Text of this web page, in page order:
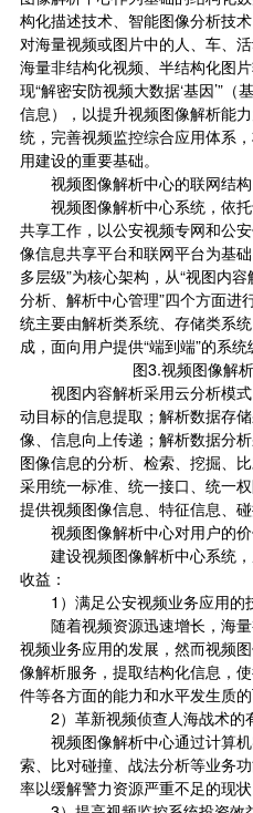
构化描述技术、智能图像分析技
对海量视频或图片中的人、车、
海量非结构化视频、半结构化图
现“解密安防视频大数据‘基因’”
信息），以提升视频图像解析能
统，完善视频监控综合应用体系
用建设的重要基础。
视频图像解析中心的联网结构
视频图像解析中心系统，依托
共享工作，以公安视频专网和公
像信息共享平台和联网平台为基
多层级”为核心架构，从“视图内
分析、解析中心管理”四个方面进
统主要由解析类系统、存储类系
成，面向用户提供“端到端”的系统
图3.视频图像解
视图内容解析采用云分析模式
动目标的信息提取；解析数据存
像、信息向上传递；解析数据分
图像信息的分析、检索、挖掘、
采用统一标准、统一接口、统一
提供视频图像信息、特征信息、碰
视频图像解析中心对用户的
建设视频图像解析中心系统，
收益：
1）满足公安视频业务应用的
随着视频资源迅速增长，海量
视频业务应用的发展，然而视频
像解析服务，提取结构化信息，
件等各方面的能力和水平发生质的
2）革新视频侦查人海战术的
视频图像解析中心通过计算机
索、比对碰撞、战法分析等业务
率以缓解警力资源严重不足的现状